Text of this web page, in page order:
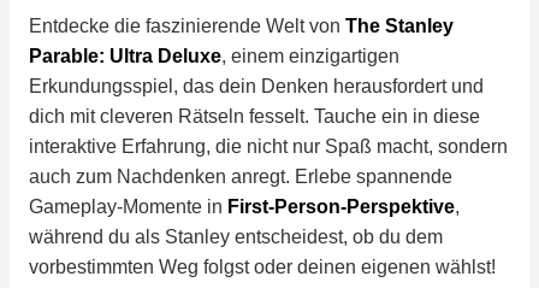
Entdecke die faszinierende Welt von The Stanley
Parable: Ultra Deluxe, einem einzigartigen
Erkundungsspiel, das dein Denken herausfordert und
dich mit cleveren Rätseln fesselt. Tauche ein in diese
interaktive Erfahrung, die nicht nur Spaß macht, sondern
auch zum Nachdenken anregt. Erlebe spannende
Gameplay-Momente in First-Person-Perspektive,
während du als Stanley entscheidest, ob du dem
vorbestimmten Weg folgst oder deinen eigenen wählst!